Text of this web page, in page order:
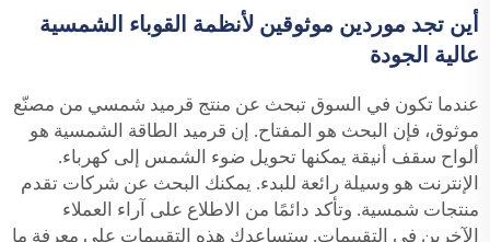
أين تجد موردين موثوقين لأنظمة القوباء الشمسية
عالية الجودة
عندما تكون في السوق تبحث عن منتج قرميد شمسي من مصنّع
موثوق، فإن البحث هو المفتاح. إن قرميد الطاقة الشمسية هو
ألواح سقف أنيقة يمكنها تحويل ضوء الشمس إلى كهرباء.
الإنترنت هو وسيلة رائعة للبدء. يمكنك البحث عن شركات تقدم
منتجات شمسية. وتأكد دائمًا من الاطلاع على آراء العملاء
الآخرين في التقييمات. ستساعدك هذه التقييمات على معرفة ما